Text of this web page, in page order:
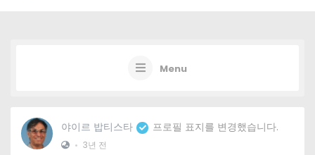
Menu
야이르 밥티스타 프로필 표지를 변경했습니다.
• 3년 전